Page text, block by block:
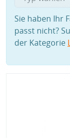
Sie haben Ihr
passt nicht?
der Kategorie